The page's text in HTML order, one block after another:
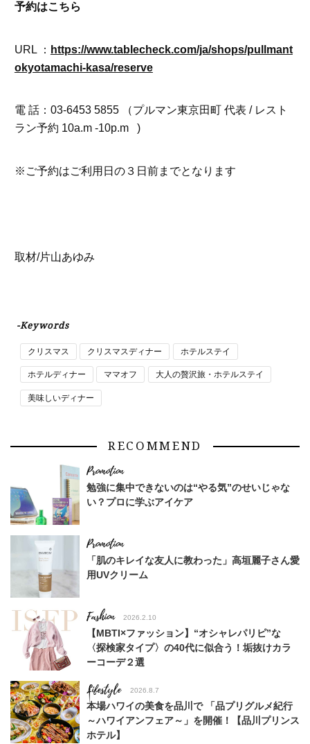
予約はこちら
URL ： https://www.tablecheck.com/ja/shops/pullmant
okyotamachi-kasa/reserve
電 話：03-6453 5855 （プルマン東京田町 代表 / レスト
ラン予約 10a.m -10p.m )
※ご予約はご利用日の３日前までとなります
取材/片山あゆみ
-Keywords
クリスマス クリスマスディナー ホテルステイ
ホテルディナー ママオフ 大人の贅沢旅・ホテルステイ
美味しいディナー
RECOMMEND
勉強に集中できないのは“やる気”のせいじゃな
い？プロに学ぶアイケア
「肌のキレイな友人に教わった」高垣麗子さん愛
用UVクリーム
Fashion 2026.2.10
【MBTI×ファッション】“オシャレパリピ”な
〈探検家タイプ〉の40代に似合う！垢抜けカラ
ーコーデ２選
Lifestyle 2026.8.7
本場ハワイの美食を品川で 「品プリグルメ紀行
～ハワイアンフェア～」を開催！【品川プリンス
ホテル】